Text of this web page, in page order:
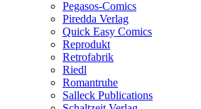
Pegasos-Comics
Piredda Verlag
Quick Easy Comics
Reprodukt
Retrofabrik
Riedl
Romantruhe
Salleck Publications